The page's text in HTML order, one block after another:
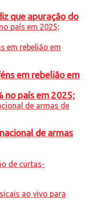
no país em 2025;
que apuração do
em rebelião em
de armas